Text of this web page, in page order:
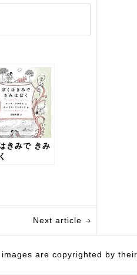
きみで きみ
Next article
are copyrighted by